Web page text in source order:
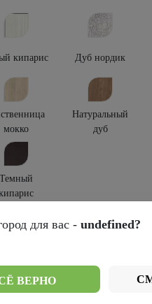
кипарис Дуб нордик
мокко
Натуральный
дуб
Темный
для вас - undefined?
ВЕРНО